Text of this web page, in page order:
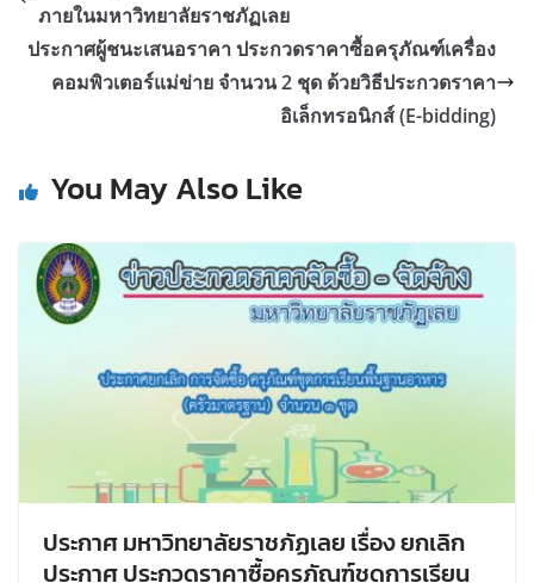
ภายในมหาวิทยาลัยราชภัฏเลย
ประกาศผู้ชนะเสนอราคา ประกวดราคาซื้อครุภัณฑ์เครื่อง
คอมพิวเตอร์แม่ข่าย จำนวน 2 ชุด ด้วยวิธีประกวดราคา
อิเล็กทรอนิกส์ (E-bidding)
You May Also Like
ประกาศ มหาวิทยาลัยราชภัฏเลย เรื่อง ยกเลิก
ประกาศ ประกวดราคาซื้อครุภัณฑ์ชุดการเรียน